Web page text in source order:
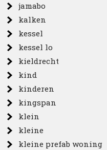
jamabo
kalken
kessel
kessel lo
kieldrecht
kind
kinderen
kingspan
klein
kleine
kleine prefab woning